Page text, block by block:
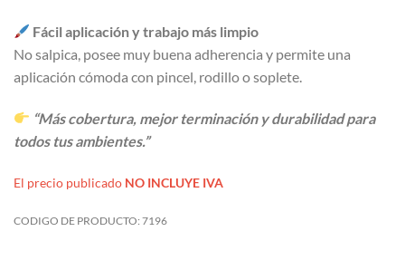
Fácil aplicación y trabajo más limpio
No salpica, posee muy buena adherencia y permite una
aplicación cómoda con pincel, rodillo o soplete.
“Más cobertura, mejor terminación y durabilidad para
todos tus ambientes.”
El precio publicado NO INCLUYE IVA
CODIGO DE PRODUCTO: 7196